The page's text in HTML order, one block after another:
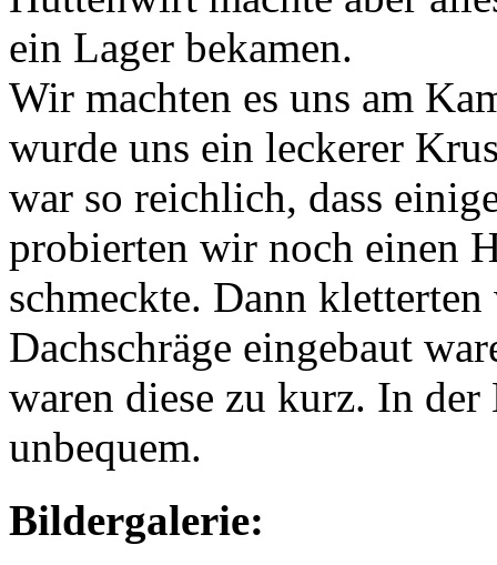
ein Lager bekamen.
Wir machten es uns am
wurde uns ein leckerer
war so reichlich, dass
probierten wir noch einen
schmeckte. Dann
Dachschräge eingebaut
waren diese zu kurz. In der
unbequem.
Bildergalerie: